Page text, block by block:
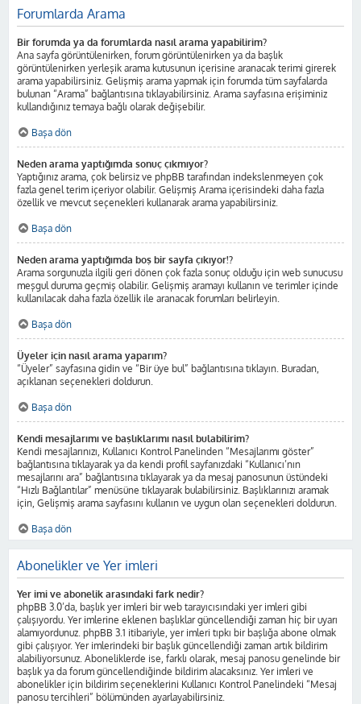
Forumlarda Arama
Bir forumda ya da forumlarda nasıl arama yapabilirim?
Ana sayfa görüntülenirken, forum görüntülenirken ya da başlık
görüntülenirken yerleşik arama kutusunun içerisine aranacak terimi girerek
arama yapabilirsiniz. Gelişmiş arama yapmak için forumda tüm sayfalarda
bulunan “Arama” bağlantısına tıklayabilirsiniz. Arama sayfasına erişiminiz
kullandığınız temaya bağlı olarak değişebilir.
Başa dön
Neden arama yaptığımda sonuç çıkmıyor?
Yaptığınız arama, çok belirsiz ve phpBB tarafından indekslenmeyen çok
fazla genel terim içeriyor olabilir. Gelişmiş Arama içerisindeki daha fazla
özellik ve mevcut seçenekleri kullanarak arama yapabilirsiniz.
Başa dön
Neden arama yaptığımda boş bir sayfa çıkıyor!?
Arama sorgunuzla ilgili geri dönen çok fazla sonuç olduğu için web sunucusu
meşgul duruma geçmiş olabilir. Gelişmiş aramayı kullanın ve terimler içinde
kullanılacak daha fazla özellik ile aranacak forumları belirleyin.
Başa dön
Üyeler için nasıl arama yaparım?
“Üyeler” sayfasına gidin ve “Bir üye bul” bağlantısına tıklayın. Buradan,
açıklanan seçenekleri doldurun.
Başa dön
Kendi mesajlarımı ve başlıklarımı nasıl bulabilirim?
Kendi mesajlarınızı, Kullanıcı Kontrol Panelinden “Mesajlarımı göster”
bağlantısına tıklayarak ya da kendi profil sayfanızdaki “Kullanıcı’nın
mesajlarını ara” bağlantısına tıklayarak ya da mesaj panosunun üstündeki
“Hızlı Bağlantılar” menüsüne tıklayarak bulabilirsiniz. Başlıklarınızı aramak
için, Gelişmiş arama sayfasını kullanın ve uygun olan seçenekleri doldurun.
Başa dön
Abonelikler ve Yer imleri
Yer imi ve abonelik arasındaki fark nedir?
phpBB 3.0’da, başlık yer imleri bir web tarayıcısındaki yer imleri gibi
çalışıyordu. Yer imlerine eklenen başlıklar güncellendiği zaman hiç bir uyarı
alamıyordunuz. phpBB 3.1 itibariyle, yer imleri tıpkı bir başlığa abone olmak
gibi çalışıyor. Yer imlerindeki bir başlık güncellendiği zaman artık bildirim
alabiliyorsunuz. Aboneliklerde ise, farklı olarak, mesaj panosu genelinde bir
başlık ya da forum güncellendiğinde bildirim alacaksınız. Yer imleri ve
abonelikler için bildirim seçeneklerini Kullanıcı Kontrol Panelindeki “Mesaj
panosu tercihleri” bölümünden ayarlayabilirsiniz.